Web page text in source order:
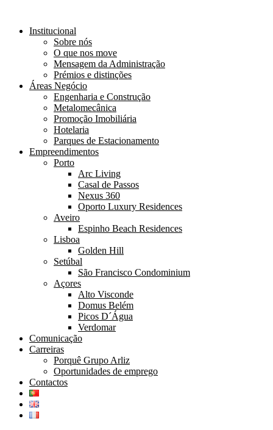
Institucional
Sobre nós
O que nos move
Mensagem da Administração
Prémios e distinções
Áreas Negócio
Engenharia e Construção
Metalomecânica
Promoção Imobiliária
Hotelaria
Parques de Estacionamento
Empreendimentos
Porto
Arc Living
Casal de Passos
Nexus 360
Oporto Luxury Residences
Aveiro
Espinho Beach Residences
Lisboa
Golden Hill
Setúbal
São Francisco Condominium
Açores
Alto Visconde
Domus Belém
Picos D´Água
Verdomar
Comunicação
Carreiras
Porquê Grupo Arliz
Oportunidades de emprego
Contactos